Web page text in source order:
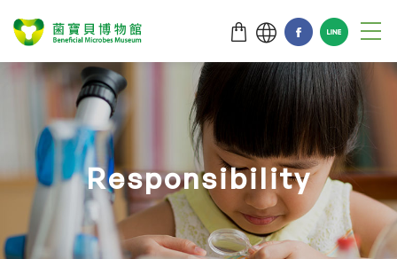
Responsibility